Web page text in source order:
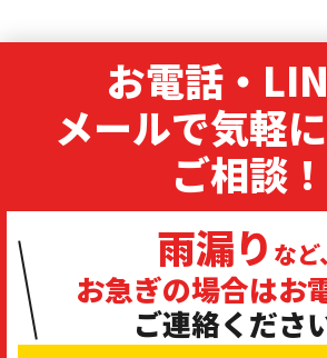
お電話・
メールで気軽
ご相談！
雨漏り など、
お急ぎの場合はお
ご連絡くださ